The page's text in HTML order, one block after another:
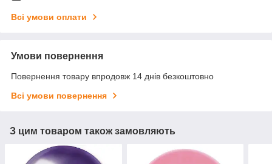
Всі умови оплати
Умови повернення
Повернення товару впродовж 14 днів безкоштовно
Всі умови повернення
З цим товаром також замовляють